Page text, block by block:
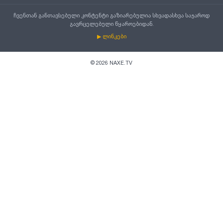
ჩვენთან განთავსებული კონტენტი გაზიარებულია სხვადასხვა საჯაროდ
გავრცელებული წყაროებიდან.
▶ ლინკები
© 2026 NAXE.TV